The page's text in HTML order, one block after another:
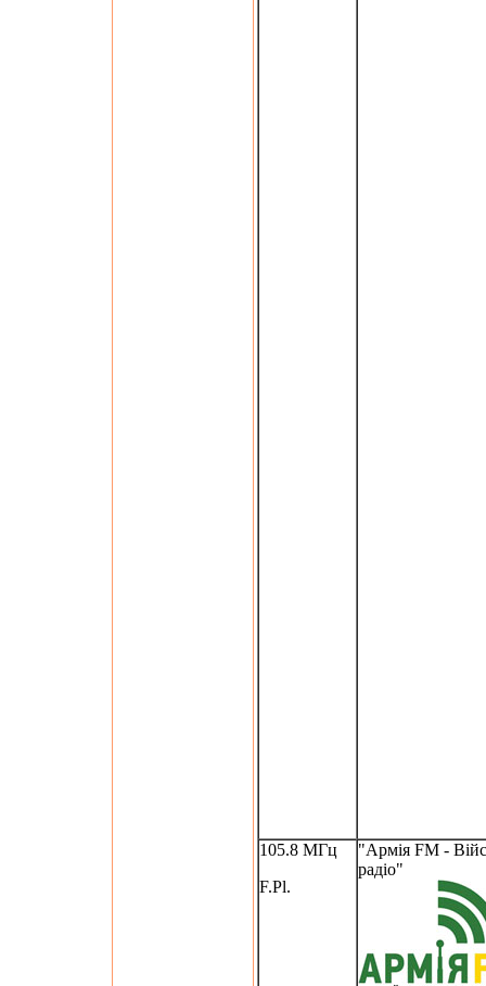
105.8 МГц
F.Pl.
"Армія FM -
радіо"